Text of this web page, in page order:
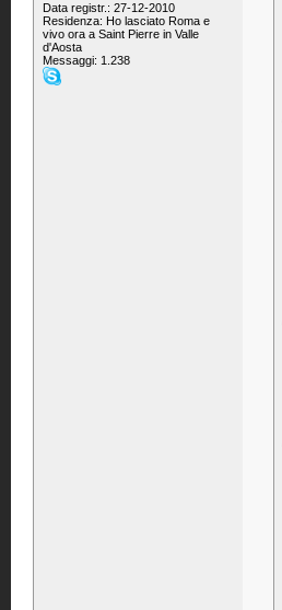
Data registr.: 27-12-2010
Residenza: Ho lasciato Roma e
vivo ora a Saint Pierre in Valle
d'Aosta
Messaggi: 1.238